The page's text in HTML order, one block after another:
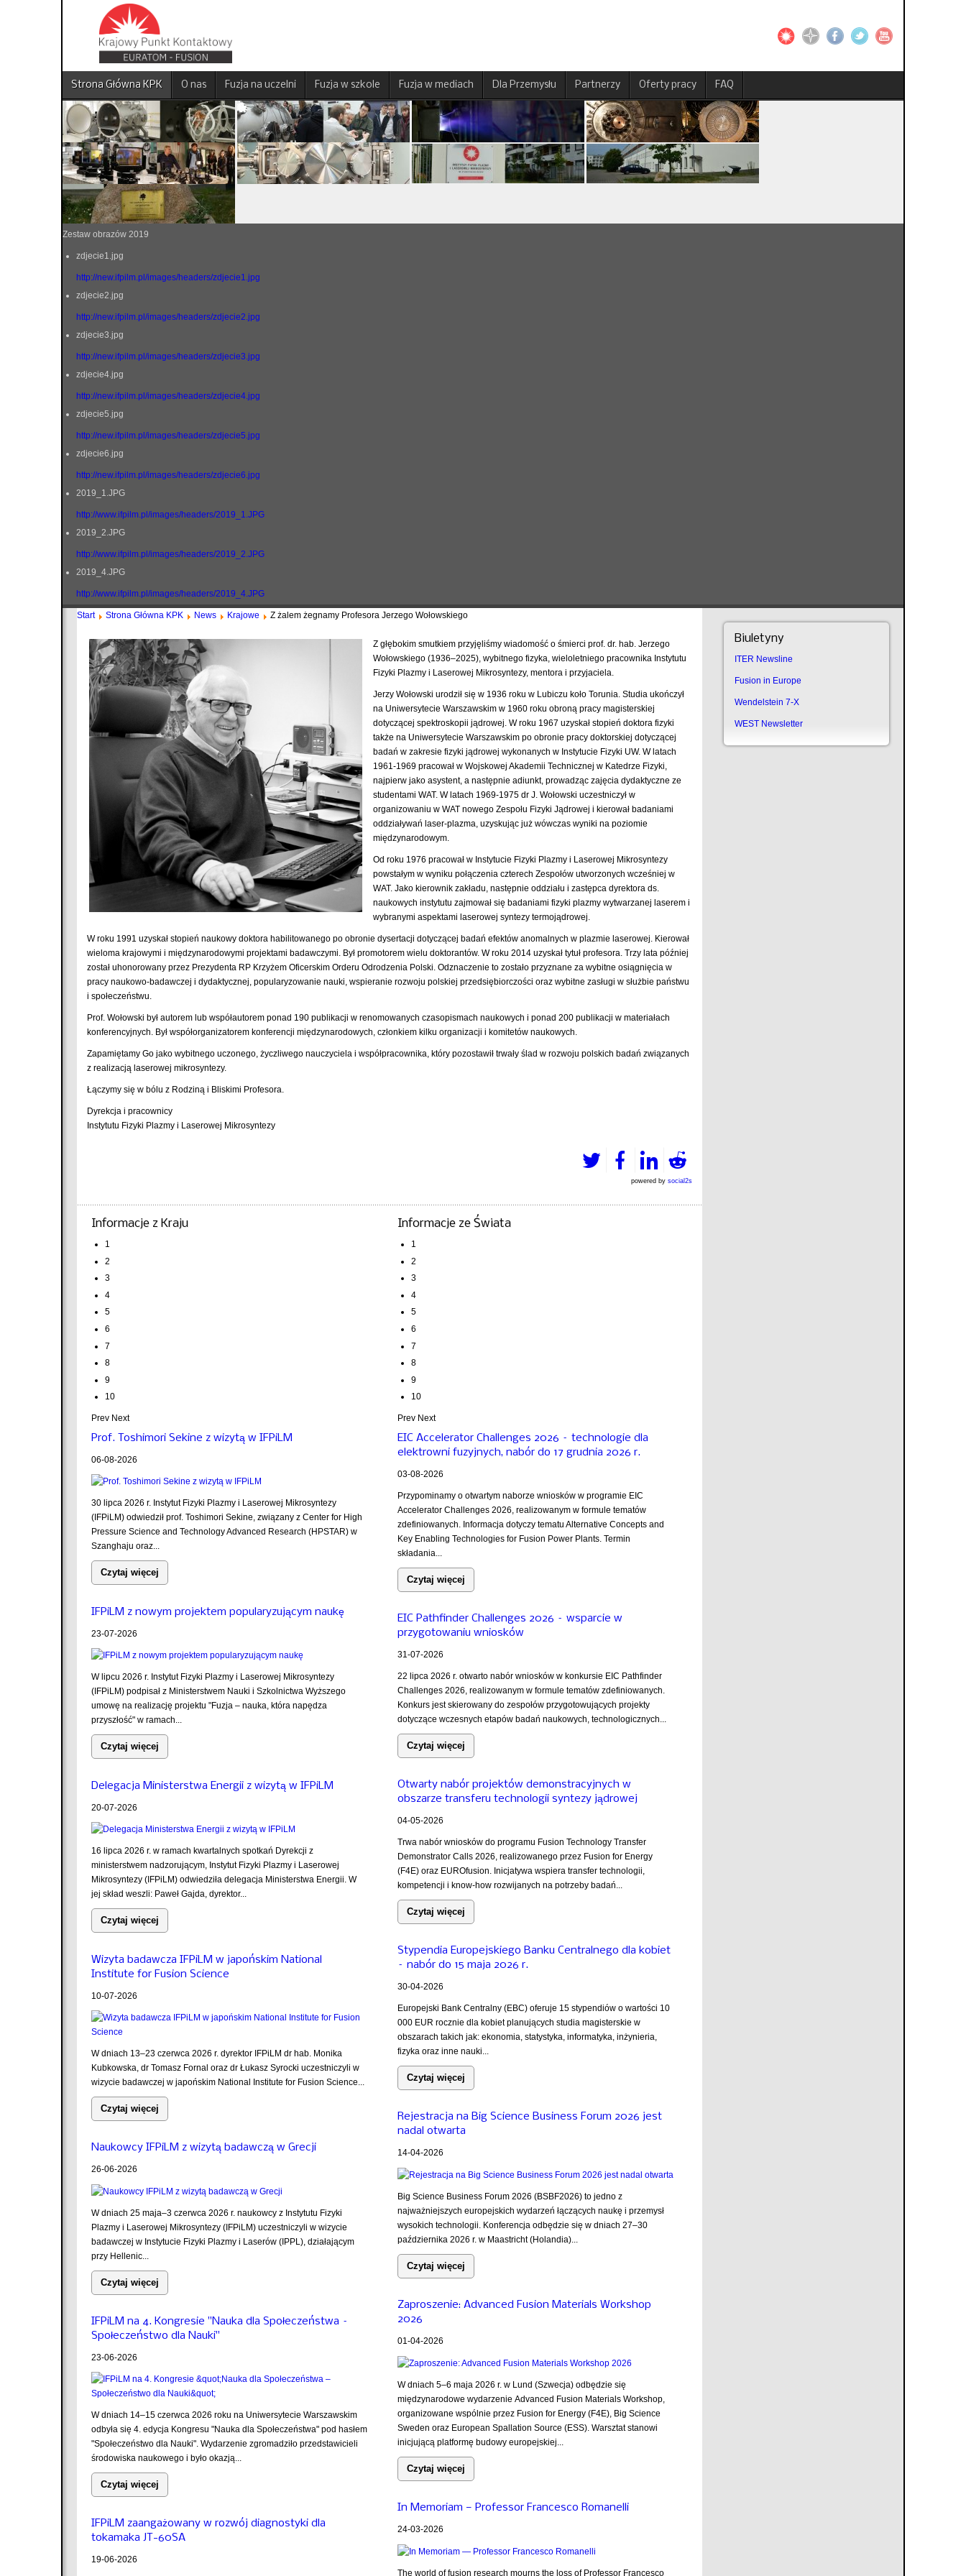
Strona Główna KPK O nas Fuzja na uczelni Fuzja w szkole Fuzja w mediach Dla Przemysłu Partnerzy Oferty pracy FAQ
Zestaw obrazów 2019
zdjecie1.jpg
http://new.ifpilm.pl/images/headers/zdjecie1.jpg
zdjecie2.jpg
http://new.ifpilm.pl/images/headers/zdjecie2.jpg
zdjecie3.jpg
http://new.ifpilm.pl/images/headers/zdjecie3.jpg
zdjecie4.jpg
http://new.ifpilm.pl/images/headers/zdjecie4.jpg
zdjecie5.jpg
http://new.ifpilm.pl/images/headers/zdjecie5.jpg
zdjecie6.jpg
http://new.ifpilm.pl/images/headers/zdjecie6.jpg
2019_1.JPG
http://www.ifpilm.pl/images/headers/2019_1.JPG
2019_2.JPG
http://www.ifpilm.pl/images/headers/2019_2.JPG
2019_4.JPG
http://www.ifpilm.pl/images/headers/2019_4.JPG
Start Strona Główna KPK News Krajowe Z żalem żegnamy Profesora Jerzego Wołowskiego
Z głębokim smutkiem przyjęliśmy wiadomość o śmierci prof. dr. hab. Jerzego
Wołowskiego (1936–2025), wybitnego fizyka, wieloletniego pracownika Instytutu
Fizyki Plazmy i Laserowej Mikrosyntezy, mentora i przyjaciela.
Jerzy Wołowski urodził się w 1936 roku w Lubiczu koło Torunia. Studia ukończył
na Uniwersytecie Warszawskim w 1960 roku obroną pracy magisterskiej
dotyczącej spektroskopii jądrowej. W roku 1967 uzyskał stopień doktora fizyki
także na Uniwersytecie Warszawskim po obronie pracy doktorskiej dotyczącej
badań w zakresie fizyki jądrowej wykonanych w Instytucie Fizyki UW. W latach
1961-1969 pracował w Wojskowej Akademii Technicznej w Katedrze Fizyki,
najpierw jako asystent, a następnie adiunkt, prowadząc zajęcia dydaktyczne ze
studentami WAT. W latach 1969-1975 dr J. Wołowski uczestniczył w
organizowaniu w WAT nowego Zespołu Fizyki Jądrowej i kierował badaniami
oddziaływań laser-plazma, uzyskując już wówczas wyniki na poziomie
międzynarodowym.
Od roku 1976 pracował w Instytucie Fizyki Plazmy i Laserowej Mikrosyntezy
powstałym w wyniku połączenia czterech Zespołów utworzonych wcześniej w
WAT. Jako kierownik zakładu, następnie oddziału i zastępca dyrektora ds.
naukowych instytutu zajmował się badaniami fizyki plazmy wytwarzanej laserem i
wybranymi aspektami laserowej syntezy termojądrowej.
W roku 1991 uzyskał stopień naukowy doktora habilitowanego po obronie dysertacji dotyczącej badań efektów anomalnych w plazmie laserowej. Kierował
wieloma krajowymi i międzynarodowymi projektami badawczymi. Był promotorem wielu doktorantów. W roku 2014 uzyskał tytuł profesora. Trzy lata później
został uhonorowany przez Prezydenta RP Krzyżem Oficerskim Orderu Odrodzenia Polski. Odznaczenie to zostało przyznane za wybitne osiągnięcia w
pracy naukowo-badawczej i dydaktycznej, popularyzowanie nauki, wspieranie rozwoju polskiej przedsiębiorczości oraz wybitne zasługi w służbie państwu
i społeczeństwu.
Prof. Wołowski był autorem lub współautorem ponad 190 publikacji w renomowanych czasopismach naukowych i ponad 200 publikacji w materiałach
konferencyjnych. Był współorganizatorem konferencji międzynarodowych, członkiem kilku organizacji i komitetów naukowych.
Zapamiętamy Go jako wybitnego uczonego, życzliwego nauczyciela i współpracownika, który pozostawił trwały ślad w rozwoju polskich badań związanych
z realizacją laserowej mikrosyntezy.
Łączymy się w bólu z Rodziną i Bliskimi Profesora.
Dyrekcja i pracownicy
Instytutu Fizyki Plazmy i Laserowej Mikrosyntezy
powered by social2s
Informacje z Kraju
1
2
3
4
5
6
7
8
9
10
Prev Next
Prof. Toshimori Sekine z wizytą w IFPiLM
06-08-2026
30 lipca 2026 r. Instytut Fizyki Plazmy i Laserowej Mikrosyntezy
(IFPiLM) odwiedził prof. Toshimori Sekine, związany z Center for High
Pressure Science and Technology Advanced Research (HPSTAR) w
Szanghaju oraz...
Czytaj więcej
IFPiLM z nowym projektem popularyzującym naukę
23-07-2026
W lipcu 2026 r. Instytut Fizyki Plazmy i Laserowej Mikrosyntezy
(IFPiLM) podpisał z Ministerstwem Nauki i Szkolnictwa Wyższego
umowę na realizację projektu "Fuzja – nauka, która napędza
przyszłość" w ramach...
Czytaj więcej
Delegacja Ministerstwa Energii z wizytą w IFPiLM
20-07-2026
16 lipca 2026 r. w ramach kwartalnych spotkań Dyrekcji z
ministerstwem nadzorującym, Instytut Fizyki Plazmy i Laserowej
Mikrosyntezy (IFPiLM) odwiedziła delegacja Ministerstwa Energii. W
jej skład weszli: Paweł Gajda, dyrektor...
Czytaj więcej
Wizyta badawcza IFPiLM w japońskim National
Institute for Fusion Science
10-07-2026
W dniach 13–23 czerwca 2026 r. dyrektor IFPiLM dr hab. Monika
Kubkowska, dr Tomasz Fornal oraz dr Łukasz Syrocki uczestniczyli w
wizycie badawczej w japońskim National Institute for Fusion Science...
Czytaj więcej
Naukowcy IFPiLM z wizytą badawczą w Grecji
26-06-2026
W dniach 25 maja–3 czerwca 2026 r. naukowcy z Instytutu Fizyki
Plazmy i Laserowej Mikrosyntezy (IFPiLM) uczestniczyli w wizycie
badawczej w Instytucie Fizyki Plazmy i Laserów (IPPL), działającym
przy Hellenic...
Czytaj więcej
IFPiLM na 4. Kongresie "Nauka dla Społeczeństwa –
Społeczeństwo dla Nauki"
23-06-2026
W dniach 14–15 czerwca 2026 roku na Uniwersytecie Warszawskim
odbyła się 4. edycja Kongresu "Nauka dla Społeczeństwa" pod hasłem
"Społeczeństwo dla Nauki". Wydarzenie zgromadziło przedstawicieli
środowiska naukowego i było okazją...
Czytaj więcej
IFPiLM zaangażowany w rozwój diagnostyki dla
tokamaka JT-60SA
19-06-2026
Informacje ze Świata
1
2
3
4
5
6
7
8
9
10
Prev Next
EIC Accelerator Challenges 2026 – technologie dla
elektrowni fuzyjnych, nabór do 17 grudnia 2026 r.
03-08-2026
Przypominamy o otwartym naborze wniosków w programie EIC
Accelerator Challenges 2026, realizowanym w formule tematów
zdefiniowanych. Informacja dotyczy tematu Alternative Concepts and
Key Enabling Technologies for Fusion Power Plants. Termin
składania...
Czytaj więcej
EIC Pathfinder Challenges 2026 – wsparcie w
przygotowaniu wniosków
31-07-2026
22 lipca 2026 r. otwarto nabór wniosków w konkursie EIC Pathfinder
Challenges 2026, realizowanym w formule tematów zdefiniowanych.
Konkurs jest skierowany do zespołów przygotowujących projekty
dotyczące wczesnych etapów badań naukowych, technologicznych...
Czytaj więcej
Otwarty nabór projektów demonstracyjnych w
obszarze transferu technologii syntezy jądrowej
04-05-2026
Trwa nabór wniosków do programu Fusion Technology Transfer
Demonstrator Calls 2026, realizowanego przez Fusion for Energy
(F4E) oraz EUROfusion. Inicjatywa wspiera transfer technologii,
kompetencji i know-how rozwijanych na potrzeby badań...
Czytaj więcej
Stypendia Europejskiego Banku Centralnego dla kobiet
– nabór do 15 maja 2026 r.
30-04-2026
Europejski Bank Centralny (EBC) oferuje 15 stypendiów o wartości 10
000 EUR rocznie dla kobiet planujących studia magisterskie w
obszarach takich jak: ekonomia, statystyka, informatyka, inżynieria,
fizyka oraz inne nauki...
Czytaj więcej
Rejestracja na Big Science Business Forum 2026 jest
nadal otwarta
14-04-2026
Big Science Business Forum 2026 (BSBF2026) to jedno z
najważniejszych europejskich wydarzeń łączących naukę i przemysł
wysokich technologii. Konferencja odbędzie się w dniach 27–30
października 2026 r. w Maastricht (Holandia)...
Czytaj więcej
Zaproszenie: Advanced Fusion Materials Workshop
2026
01-04-2026
W dniach 5–6 maja 2026 r. w Lund (Szwecja) odbędzie się
międzynarodowe wydarzenie Advanced Fusion Materials Workshop,
organizowane wspólnie przez Fusion for Energy (F4E), Big Science
Sweden oraz European Spallation Source (ESS). Warsztat stanowi
inicjującą platformę budowy europejskiej...
Czytaj więcej
In Memoriam — Professor Francesco Romanelli
24-03-2026
The world of fusion research mourns the loss of Professor Francesco
Biuletyny
ITER Newsline
Fusion in Europe
Wendelstein 7-X
WEST Newsletter